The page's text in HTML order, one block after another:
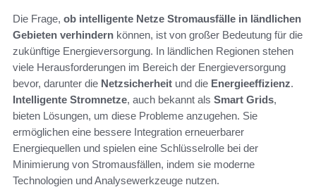
Die Frage, ob intelligente Netze Stromausfälle in ländlichen
Gebieten verhindern können, ist von großer Bedeutung für die
zukünftige Energieversorgung. In ländlichen Regionen stehen
viele Herausforderungen im Bereich der Energieversorgung
bevor, darunter die Netzsicherheit und die Energieeffizienz.
Intelligente Stromnetze, auch bekannt als Smart Grids,
bieten Lösungen, um diese Probleme anzugehen. Sie
ermöglichen eine bessere Integration erneuerbarer
Energiequellen und spielen eine Schlüsselrolle bei der
Minimierung von Stromausfällen, indem sie moderne
Technologien und Analysewerkzeuge nutzen.